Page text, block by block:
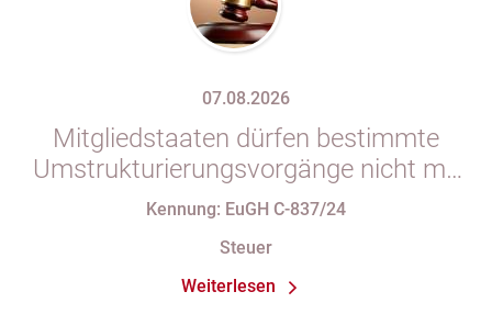
07.08.2026
Mitgliedstaaten dürfen bestimmte
Umstrukturierungsvorgänge nicht mit
indirekten Steuern belasten
Kennung: EuGH C-837/24
Steuer
Weiterlesen